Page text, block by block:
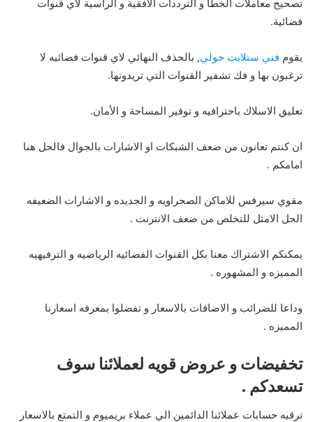
تصحيح معاملات الخطأ و الترددات الأفقية و الرأسية لأي قنوات
فضائية.
يقوم فني ستلايت حولي, بالحذف النهائي لاي قنوات فضائيه لا
ترغبون بها و فك تشفير القنوات التي تريدونها.
تعليق الاسلاك باحترافيه و توفير المساحة و الأمان.
ان كنتم تعانون من ضعف الشبكات او الاشارات بالجوال فالحل هنا
امامكم .
مقوي سيرفس للاماكن الصحراويه و الجديده و الاشارات الضعيفه
الحل الامثل للتخلص من ضعف الانترنت .
يمكنكم الاشتراك معنا بكل القنوات الفضائيه الرياضيه و الترفيهيه
المميزه و المشهوره .
وداعا للضرائب و الاضافات بالاسعار و تفضلوا بمعرفه اسعارنا
المميزه .
تخفيضات و عروض قويه لعملائنا سوف
تسعدكم .
ترقيه حسابات عملائنا الدائمين الي عملاء بريميوم و التمتع بالاسعار